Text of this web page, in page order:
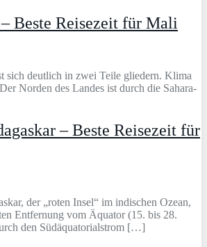
Beste Reisezeit für Mali
sich deutlich in zwei Teile gliedern. Klima
Norden des Landes ist durch die Sahara-
– Beste Reisezeit für
der „roten Insel“ im indischen Ozean,
Entfernung vom Äquator (15. bis 28.
den Südäquatorialstrom […]